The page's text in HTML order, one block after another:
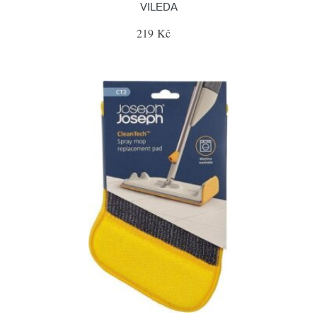
VILEDA
219 Kč